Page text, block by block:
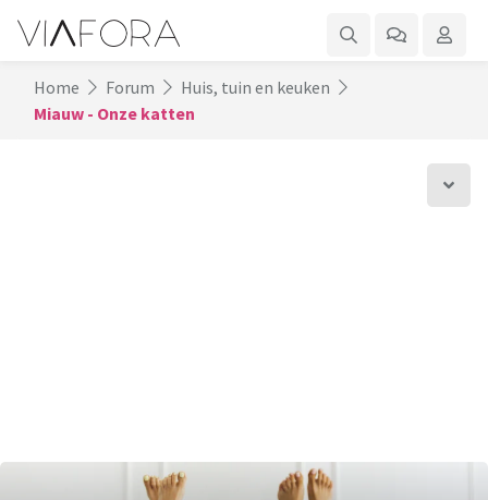
Home Forum
Huis, tuin en keuken
Miauw - Onze katten